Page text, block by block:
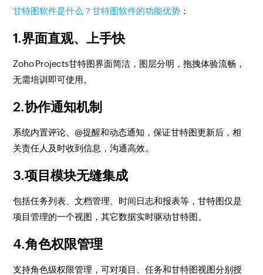
甘特图软件是什么？甘特图软件的功能优势 ：
1.界面直观、上手快
Zoho Projects甘特图界面简洁，图层分明，拖拽体验流畅，
无需培训即可使用。
2.协作通知机制
系统内置评论、@提醒和动态通知，保证甘特图更新后，相
关责任人及时收到信息，沟通高效。
3.项目模块无缝集成
包括任务列表、文档管理、时间日志和报表等，甘特图仅是
项目管理的一个视图，其它数据实时驱动甘特图。
4.角色权限管理
支持角色级权限管理，可对项目、任务和甘特图视图分别授